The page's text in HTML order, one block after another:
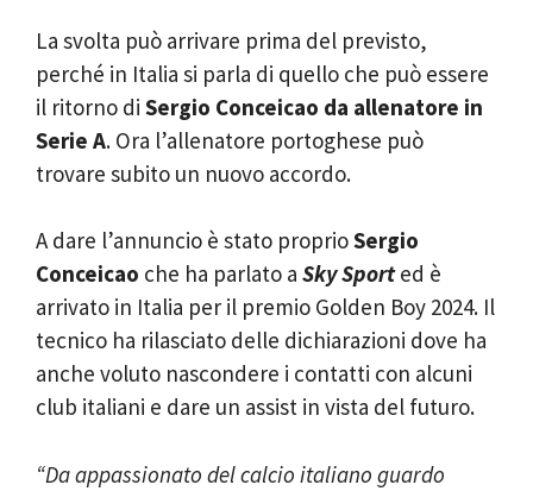
La svolta può arrivare prima del previsto,
perché in Italia si parla di quello che può essere
il ritorno di Sergio Conceicao da allenatore in
Serie A. Ora l’allenatore portoghese può
trovare subito un nuovo accordo.
A dare l’annuncio è stato proprioSergio
Conceicao che ha parlato a Sky Sported è
arrivato in Italia per il premio Golden Boy 2024. Il
tecnico ha rilasciato delle dichiarazioni dove ha
anche voluto nascondere i contatti con alcuni
club italiani e dare un assist in vista del futuro.
“Da appassionato del calcio italiano guardo